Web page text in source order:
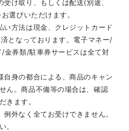
受け取り、もしくは配送(別途、
選びいただけます。
方法は現金、クレジットカード
となっております。電子マネー/
/金券類/駐車券サービスは全て対
自身の都合による、商品のキャン
ん。商品不備等の場合は、確認
きます。
外なく全てお受けできません。
。